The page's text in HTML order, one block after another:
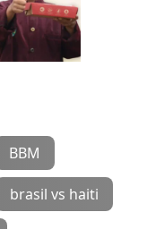
BBM
brasil vs haiti